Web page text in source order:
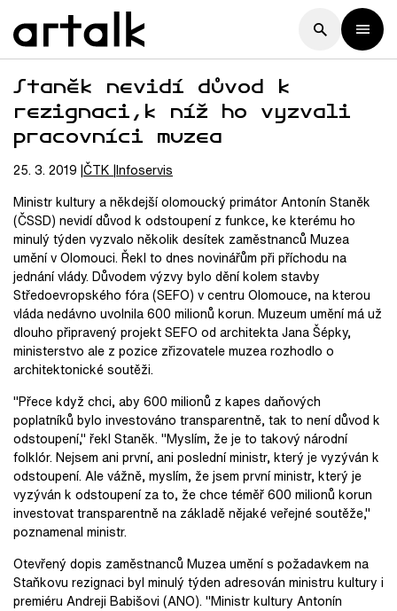
Staněk nevidí důvod k
rezignaci,k níž ho vyzvali
pracovníci muzea
25. 3. 2019 ČTK Infoservis
Ministr kultury a někdejší olomoucký primátor Antonín Staněk
(ČSSD) nevidí důvod k odstoupení z funkce, ke kterému ho
minulý týden vyzvalo několik desítek zaměstnanců Muzea
umění v Olomouci. Řekl to dnes novinářům při příchodu na
jednání vlády. Důvodem výzvy bylo dění kolem stavby
Středoevropského fóra (SEFO) v centru Olomouce, na kterou
vláda nedávno uvolnila 600 milionů korun. Muzeum umění má už
dlouho připravený projekt SEFO od architekta Jana Šépky,
ministerstvo ale z pozice zřizovatele muzea rozhodlo o
architektonické soutěži.
"Přece když chci, aby 600 milionů z kapes daňových
poplatníků bylo investováno transparentně, tak to není důvod k
odstoupení," řekl Staněk. "Myslím, že je to takový národní
folklór. Nejsem ani první, ani poslední ministr, který je vyzýván k
odstoupení. Ale vážně, myslím, že jsem první ministr, který je
vyzýván k odstoupení za to, že chce téměř 600 milionů korun
investovat transparentně na základě nějaké veřejné soutěže,"
poznamenal ministr.
Otevřený dopis zaměstnanců Muzea umění s požadavkem na
Staňkovu rezignaci byl minulý týden adresován ministru kultury i
premiéru Andreji Babišovi (ANO). "Ministr kultury Antonín